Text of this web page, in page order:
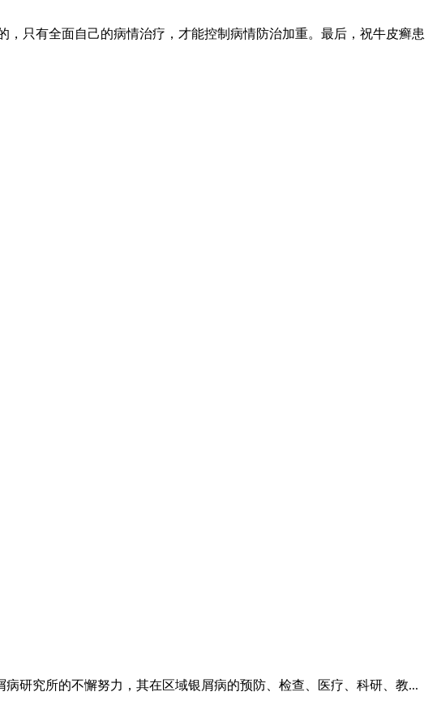
只有全面自己的病情治疗，才能控制病情防治加重。 最后，祝牛皮癣患
研究所的不懈努力，其在区域银屑病的预防、检查、医疗、科研、教...